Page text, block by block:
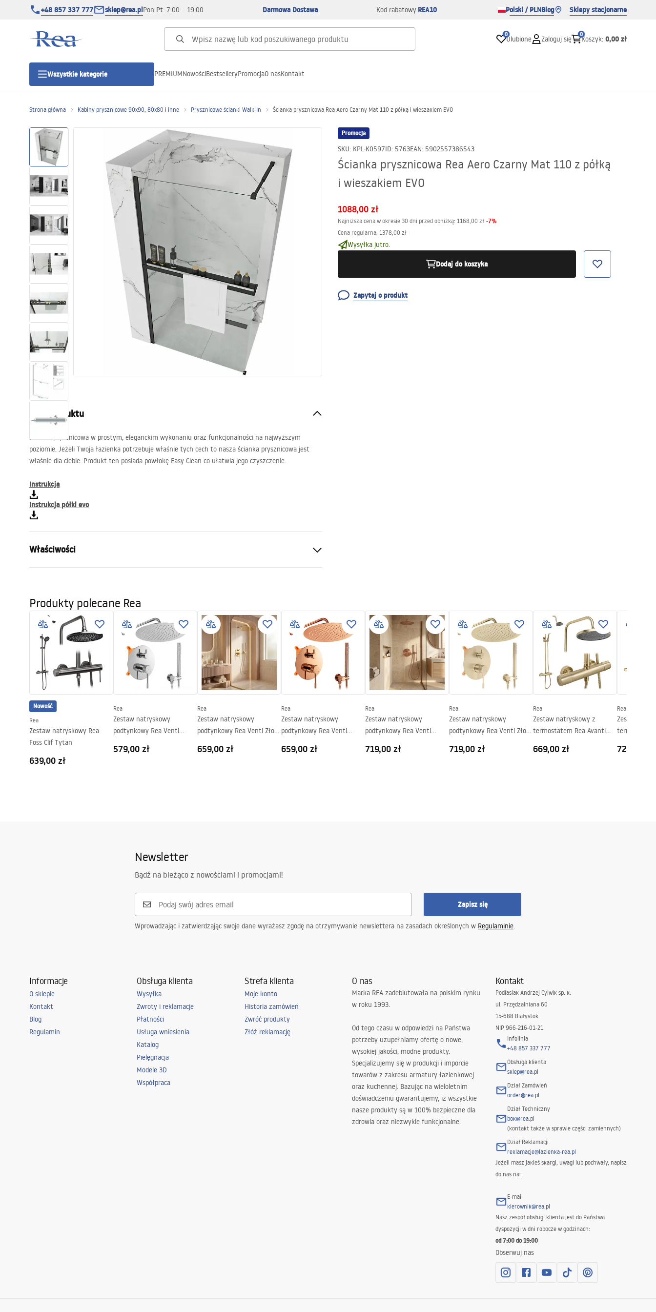
+48 857 337 777 sklep@rea.plPon-Pt: 7:00 – 19:00 Darmowa Dostawa Kod rabatowy:REA10 Polski / PLNBlog Sklepy stacjonarne
0
Ulubione Zaloguj się
0
Koszyk: 0,00 zł
Wszystkie kategorie
Kategorie produktowe
Kabiny prysznicowe
Drzwi prysznicowe
Brodziki prysznicowe
Odpływy liniowe
Toalety, ubikacje
Umywalki
Wanny i parawany
Baterie
Natryski
Kuchnia
Akcesoria i meble łazienkowe
PREMIUMNowościBestselleryPromocjaO nasKontakt
Strona główna Kabiny prysznicowe 90x90, 80x80 i inne Prysznicowe ścianki Walk-In Ścianka prysznicowa Rea Aero Czarny Mat 110 z półką i wieszakiem EVO
Promocja
SKU: KPL-K0597ID: 5763EAN: 5902557386543
Ścianka prysznicowa Rea Aero Czarny Mat 110 z półką
i wieszakiem EVO
1088,00 zł
Najniższa cena w okresie 30 dni przed obniżką: 1168,00 zł -7%
Cena regularna: 1378,00 zł
Wysyłka jutro.
Dodaj do koszyka
Zapytaj o produkt
Opis produktu
Ścianka prysznicowa w prostym, eleganckim wykonaniu oraz funkcjonalności na najwyższym
poziomie. Jeżeli Twoja łazienka potrzebuje właśnie tych cech to nasza ścianka prysznicowa jest
właśnie dla ciebie. Produkt ten posiada powłokę Easy Clean co ułatwia jego czyszczenie.
Instrukcja
Instrukcja półki evo
Właściwości
Typ kabiny
Szkło
Transparentne 8mm
Seria
Aero
Wysokość (mm)
mm
Strona
Obustronna
Gwarancja
24 miesiące
Produkty polecane Rea
Nowość
Rea
Zestaw natryskowy Rea
Foss Clif Tytan
639,00 zł
Rea
Zestaw natryskowy
podtynkowy Rea Venti
579,00 zł
Rea
Zestaw natryskowy
podtynkowy Rea Venti Złoty
659,00 zł
Rea
Zestaw natryskowy
podtynkowy Rea Venti
659,00 zł
Rea
Zestaw natryskowy
podtynkowy Rea Venti
719,00 zł
Rea
Zestaw natryskowy
podtynkowy Rea Venti Złoty
719,00 zł
Rea
Zestaw natryskowy z
termostatem Rea Avanti
669,00 zł
Rea
Zestaw
729,00 zł
Newsletter
Bądź na bieżąco z nowościami i promocjami!
Zapisz się
Wprowadzając i zatwierdzając swoje dane wyrażasz zgodę na otrzymywanie newslettera na zasadach określonych w Regulaminie.
Informacje
O sklepie
Kontakt
Blog
Regulamin
Obsługa klienta
Wysyłka
Zwroty i reklamacje
Płatności
Usługa wniesienia
Katalog
Pielęgnacja
Modele 3D
Współpraca
Strefa klienta
Moje konto
Historia zamówień
Zwróć produkty
Złóż reklamację
O nas
Marka REA zadebiutowała na polskim rynku
w roku 1993.
Od tego czasu w odpowiedzi na Państwa
potrzeby uzupełniamy ofertę o nowe,
wysokiej jakości, modne produkty.
Specjalizujemy się w produkcji i imporcie
towarów z zakresu armatury łazienkowej
oraz kuchennej. Bazując na wieloletnim
doświadczeniu gwarantujemy, iż wszystkie
nasze produkty są w 100% bezpieczne dla
zdrowia oraz niezwykle funkcjonalne.
Kontakt
Podlasiak Andrzej Cylwik sp. k.
ul. Przędzalniana 60
15-688 Białystok
NIP 966-216-01-21
Infolinia
+48 857 337 777
Obsługa klienta
sklep@rea.pl
Dział Zamówień
order@rea.pl
Dział Techniczny
bok@rea.pl
(kontakt także w sprawie części zamiennych)
Dział Reklamacji
reklamacje@lazienka-rea.pl
Jeżeli masz jakieś skargi, uwagi lub pochwały, napisz
do nas na:
E-mail
kierownik@rea.pl
Nasz zespół obsługi klienta jest do Państwa
dyspozycji w dni robocze w godzinach:
od 7:00 do 19:00
Obserwuj nas